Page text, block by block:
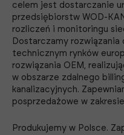
celem jest dostarczanie
przedsiębiorstw WOD-
rozliczeń i monitoringu
Dostarczamy
technicznym rynków
rozwiązania OEM,
w obszarze zdalnego
kanalizacyjnych.
posprzedażowe w
Produkujemy w Polsce.